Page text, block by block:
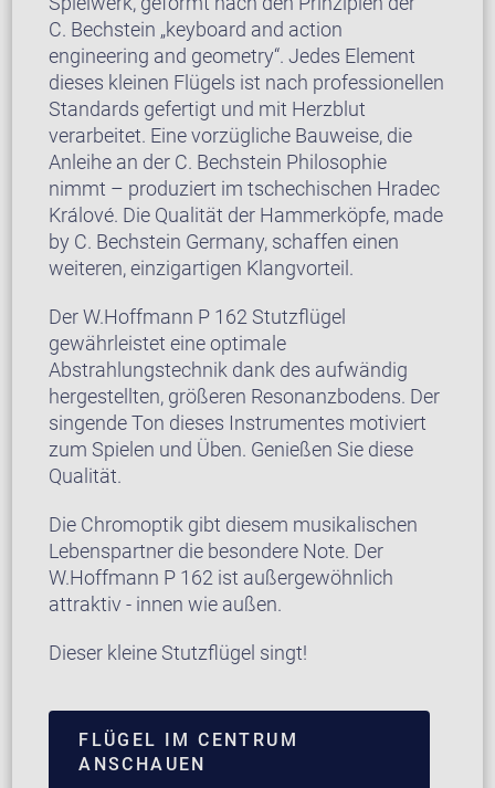
C. Bechstein „keyboard and action
engineering and geometry“. Jedes Element
dieses kleinen Flügels ist nach professionellen
Standards gefertigt und mit Herzblut
verarbeitet. Eine vorzügliche Bauweise, die
Anleihe an der C. Bechstein Philosophie
nimmt – produziert im tschechischen Hradec
Králové. Die Qualität der Hammerköpfe, made
by C. Bechstein Germany, schaffen einen
weiteren, einzigartigen Klangvorteil.
Der W.Hoffmann P 162 Stutzflügel
gewährleistet eine optimale
Abstrahlungstechnik dank des aufwändig
hergestellten, größeren Resonanzbodens. Der
singende Ton dieses Instrumentes motiviert
zum Spielen und Üben. Genießen Sie diese
Qualität.
Die Chromoptik gibt diesem musikalischen
Lebenspartner die besondere Note. Der
W.Hoffmann P 162 ist außergewöhnlich
attraktiv - innen wie außen.
Dieser kleine Stutzflügel singt!
FLÜGEL IM CENTRUM
ANSCHAUEN